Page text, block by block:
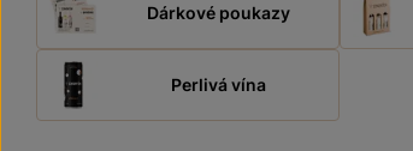
Dárkové poukazy
Perlivá vína